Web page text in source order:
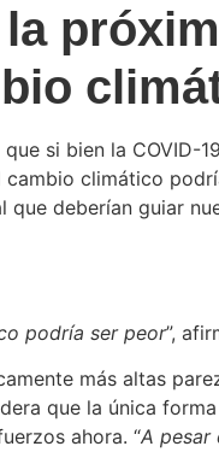
si bien la COVID-
climático
deberían guiar
podría ser peor”,
más altas
que la única
ahora. “A pesar